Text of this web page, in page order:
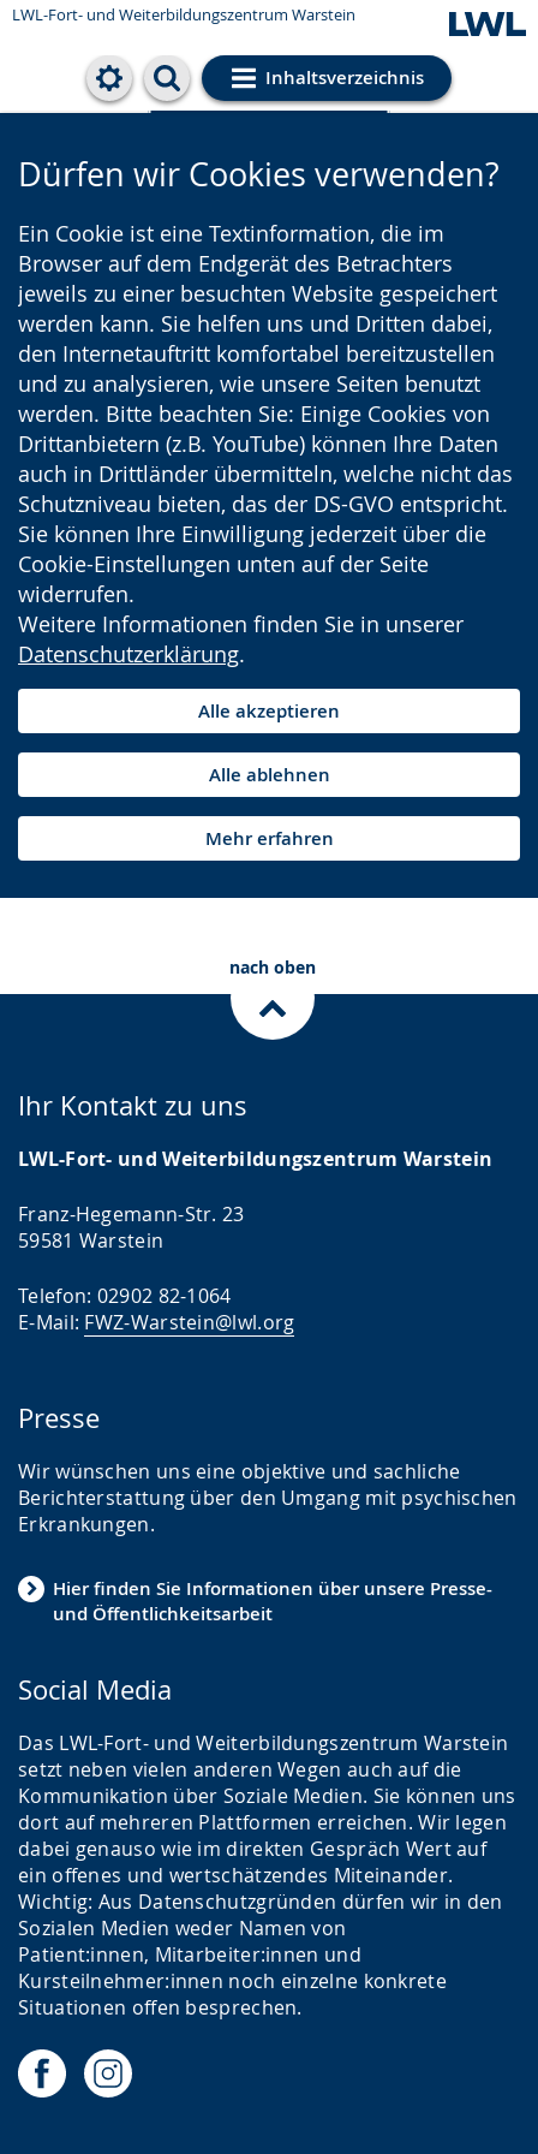
LWL-Fort- und Weiterbildungszentrum Warstein
Inhaltsverzeichnis
Cookie-Einstellungen
Dürfen wir Cookies verwenden?
Ein Cookie ist eine Textinformation, die im
Browser auf dem Endgerät des Betrachters
jeweils zu einer besuchten Website gespeichert
werden kann. Sie helfen uns und Dritten dabei,
den Internetauftritt komfortabel bereitzustellen
und zu analysieren, wie unsere Seiten benutzt
werden. Bitte beachten Sie: Einige Cookies von
Drittanbietern (z.B. YouTube) können Ihre Daten
auch in Drittländer übermitteln, welche nicht das
Schutzniveau bieten, das der DS-GVO entspricht.
Sie können Ihre Einwilligung jederzeit über die
Cookie-Einstellungen unten auf der Seite
widerrufen.
Weitere Informationen finden Sie in unserer
Datenschutzerklärung.
Alle akzeptieren
Alle ablehnen
Mehr erfahren
nach oben
Ihr Kontakt zu uns
LWL-Fort- und Weiterbildungszentrum Warstein
Franz-Hegemann-Str. 23
59581 Warstein
Telefon: 02902 82-1064
E-Mail: FWZ-Warstein@lwl.org
Presse
Wir wünschen uns eine objektive und sachliche
Berichterstattung über den Umgang mit psychischen
Erkrankungen.
Hier finden Sie Informationen über unsere Presse-
und Öffentlichkeitsarbeit
Social Media
Das LWL-Fort- und Weiterbildungszentrum Warstein
setzt neben vielen anderen Wegen auch auf die
Kommunikation über Soziale Medien. Sie können uns
dort auf mehreren Plattformen erreichen. Wir legen
dabei genauso wie im direkten Gespräch Wert auf
ein offenes und wertschätzendes Miteinander.
Wichtig: Aus Datenschutzgründen dürfen wir in den
Sozialen Medien weder Namen von
Patient:innen, Mitarbeiter:innen und
Kursteilnehmer:innen noch einzelne konkrete
Situationen offen besprechen.